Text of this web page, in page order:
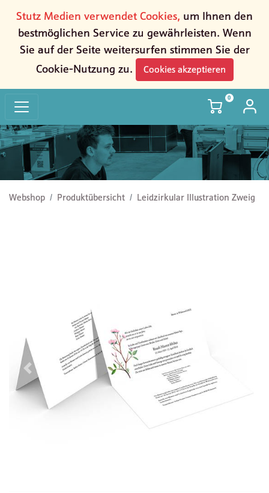
Stutz Medien verwendet Cookies, um Ihnen den
bestmöglichen Service zu gewährleisten. Wenn
Sie auf der Seite weitersurfen stimmen Sie der
Cookie-Nutzung zu.
Cookies akzeptieren
0
Webshop Produktübersicht Leidzirkular Illustration Zweig
Leidzirkular Illustration Zweig
Vorherige